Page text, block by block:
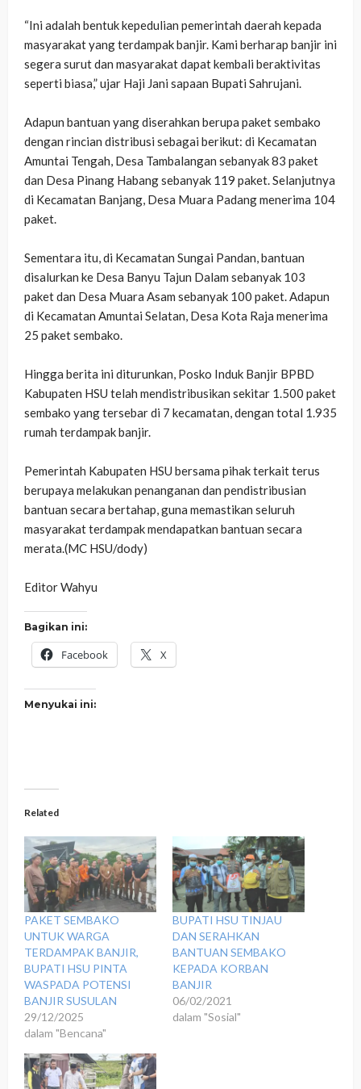
‎“Ini adalah bentuk kepedulian pemerintah daerah kepada
masyarakat yang terdampak banjir. Kami berharap banjir ini
segera surut dan masyarakat dapat kembali beraktivitas
seperti biasa,” ujar Haji Jani sapaan Bupati Sahrujani.
‎Adapun bantuan yang diserahkan berupa paket sembako
dengan rincian distribusi sebagai berikut: di Kecamatan
Amuntai Tengah, Desa Tambalangan sebanyak 83 paket
dan Desa Pinang Habang sebanyak 119 paket. Selanjutnya
di Kecamatan Banjang, Desa Muara Padang menerima 104
paket.
‎Sementara itu, di Kecamatan Sungai Pandan, bantuan
disalurkan ke Desa Banyu Tajun Dalam sebanyak 103
paket dan Desa Muara Asam sebanyak 100 paket. Adapun
di Kecamatan Amuntai Selatan, Desa Kota Raja menerima
25 paket sembako.
‎Hingga berita ini diturunkan, Posko Induk Banjir BPBD
Kabupaten HSU telah mendistribusikan sekitar 1.500 paket
sembako yang tersebar di 7 kecamatan, dengan total 1.935
rumah terdampak banjir.
‎Pemerintah Kabupaten HSU bersama pihak terkait terus
berupaya melakukan penanganan dan pendistribusian
bantuan secara bertahap, guna memastikan seluruh
masyarakat terdampak mendapatkan bantuan secara
merata.(MC HSU/dody)
‎Editor Wahyu
Bagikan ini:
Facebook X
Menyukai ini:
Related
‎PAKET SEMBAKO
UNTUK WARGA
TERDAMPAK BANJIR,
BUPATI HSU PINTA
WASPADA POTENSI
BANJIR SUSULAN
29/12/2025
dalam "Bencana"
BUPATI HSU TINJAU
DAN SERAHKAN
BANTUAN SEMBAKO
KEPADA KORBAN
BANJIR
06/02/2021
dalam "Sosial"